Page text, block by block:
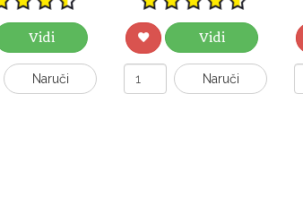
Vidi
Naruči
Vidi
Naruči